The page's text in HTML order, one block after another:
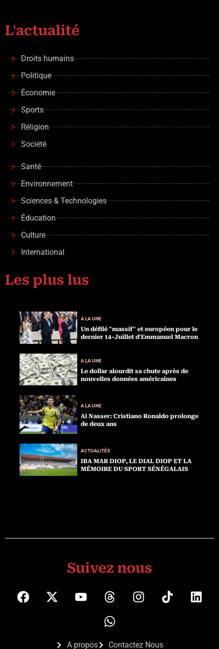
L'actualité
Droits humains
Politique
Économie
Sports
Réligion
Société
Santé
Environnement
Sciences & Technologies
Éducation
Culture
International
Les plus lus
A LA UNE
Un défilé "massif" et européen pour le
dernier 14-Juillet d'Emmanuel Macron
A LA UNE
Le dollar alourdit sa chute après de
nouvelles données américaines
A LA UNE
Al Nasser: Cristiano Ronaldo prolonge
de deux ans
ACTUALITÉS
IBA MAR DIOP, LE DIAL DIOP ET LA
MÉMOIRE DU SPORT SÉNÉGALAIS
Suivez nous
A propos Contactez Nous